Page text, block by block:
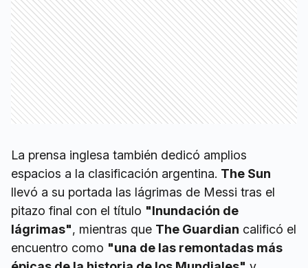
La prensa inglesa también dedicó amplios
espacios a la clasificación argentina. The Sun
llevó a su portada las lágrimas de Messi tras el
pitazo final con el título "Inundación de
lágrimas", mientras que The Guardian calificó el
encuentro como "una de las remontadas más